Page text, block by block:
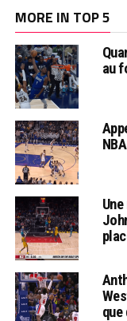
MORE IN TOP 5
au